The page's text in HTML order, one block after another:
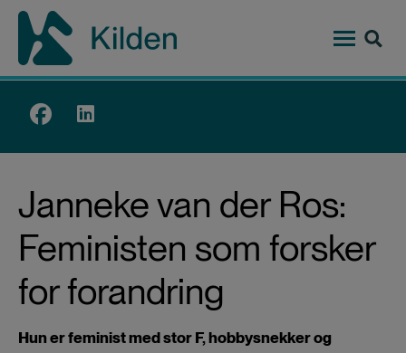
Hopp
hovedinnhold
Top
Janneke van der Ros:
Feministen som forsker
for forandring
Hun er feminist med stor F, hobbysnekker og